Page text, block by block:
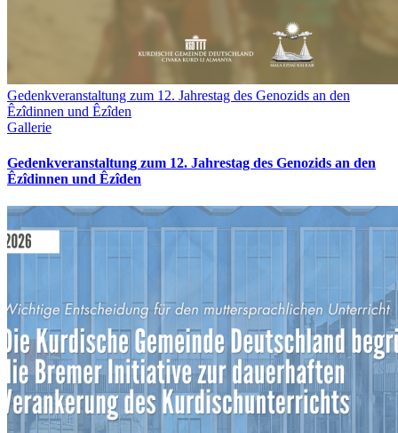
Gedenkveranstaltung zum 12. Jahrestag des Genozids an den
Êzîdinnen und Êzîden
Gallerie
Gedenkveranstaltung zum 12. Jahrestag des Genozids an den
Êzîdinnen und Êzîden